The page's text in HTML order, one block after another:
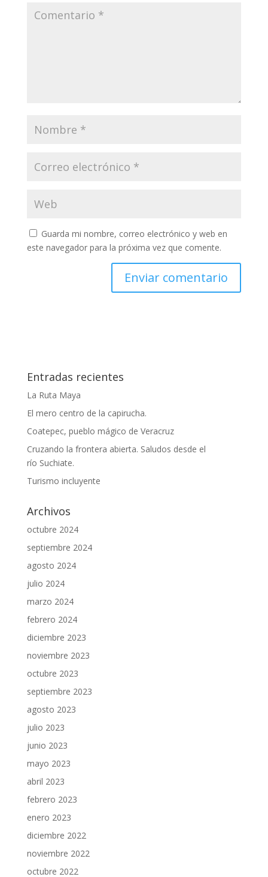
Guarda mi nombre, correo electrónico y web en
este navegador para la próxima vez que comente.
Entradas recientes
La Ruta Maya
El mero centro de la capirucha.
Coatepec, pueblo mágico de Veracruz
Cruzando la frontera abierta. Saludos desde el
río Suchiate.
Turismo incluyente
Archivos
octubre 2024
septiembre 2024
agosto 2024
julio 2024
marzo 2024
febrero 2024
diciembre 2023
noviembre 2023
octubre 2023
septiembre 2023
agosto 2023
julio 2023
junio 2023
mayo 2023
abril 2023
febrero 2023
enero 2023
diciembre 2022
noviembre 2022
octubre 2022